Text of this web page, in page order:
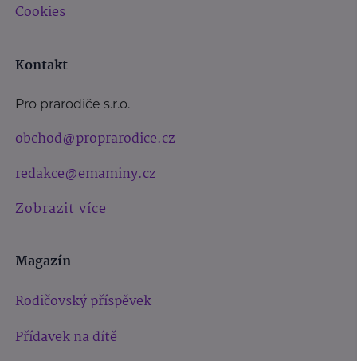
Cookies
Kontakt
Pro prarodiče s.r.o.
obchod@proprarodice.cz
redakce@emaminy.cz
Zobrazit více
Magazín
Rodičovský příspěvek
Přídavek na dítě